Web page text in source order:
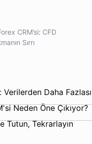
CRM’si: CFD
Sırrı
Daha Fazlası
Neden Öne Çıkıyor?
Tutun, Tekrarlayın